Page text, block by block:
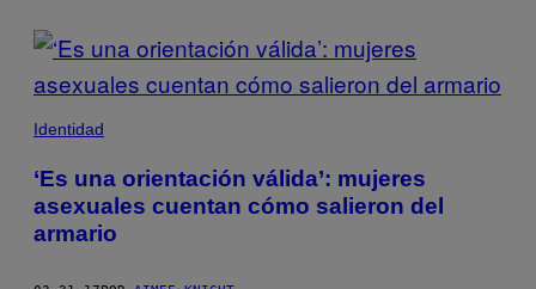
POSTS
BY
THIS
AUTHOR
Identidad
‘Es una orientación válida’: mujeres
asexuales cuentan cómo salieron del
armario